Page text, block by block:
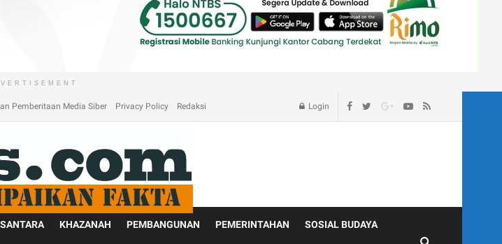
Pemberitaan Media Siber Privacy Policy Redaksi Login
KHAZANAH PEMBANGUNAN PEMERINTAHAN SOSIAL BUDAYA